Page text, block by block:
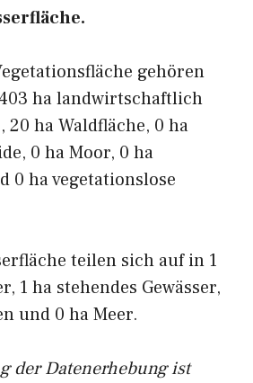
gehören
ha landwirtschaftlich
20 ha Waldfläche, 0 ha
0 ha Moor, 0 ha
0 ha vegetationslose
teilen sich auf in 1
1 ha stehendes Gewässer,
und 0 ha Meer.
der Datenerhebung ist